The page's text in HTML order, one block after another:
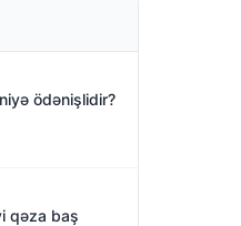
ödənişlidir?
qəza baş